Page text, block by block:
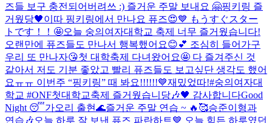
즈들 보구 충전되어버려쓰 :) 즐거운 주말 보내요 🤗핑키링 즐
거웠당🖤이따 핑키링에서 만나요 퓨즈😍💙 もうすぐスター
トです！！🤩오늘 숭의여자대학교 축제 너무 즐거웠습니다!
오랜만에 퓨즈들도 만나서 행복했어요😊💕 조심히 들어가구
우리 또 만나자😘첫 대학축제 다녀왔어요🤩 다 즐겨주신 것
같아서 저도 기분 좋았고 빨리 퓨즈들도 보고싶단 생각도 했어
요ㅠㅠ 이번주 “핑키링” 때 봐요!!!!!!💙재밌었따!#숭의여자대
학교 #ONF첫대학교축제 즐거웠습니당🎶🖤 감사합니다Good
Night 😴가오리 출현🌊즐거운 주말 연습 ~ 🔥🥰승준이형과
연습🎶오늘 하루 잘 보낸 퓨즈 파란하트💙 오늘 힘든 하루였던